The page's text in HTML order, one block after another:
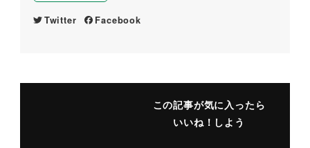
Twitter Facebook
この記事が気に入ったら
いいね！しよう